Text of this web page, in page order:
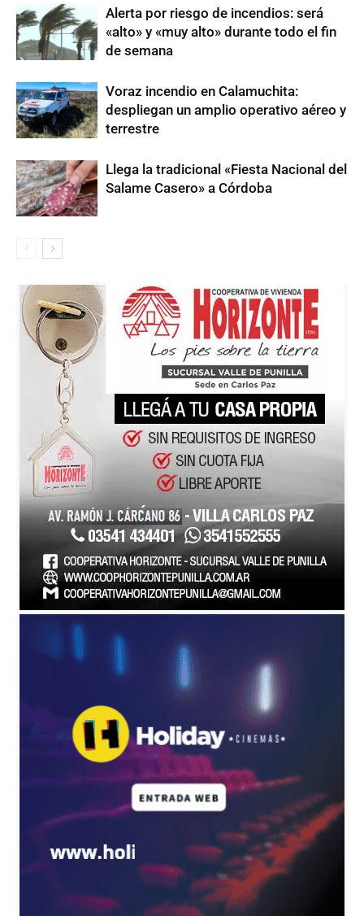
Alerta por riesgo de incendios: será
«alto» y «muy alto» durante todo el fin
de semana
Voraz incendio en Calamuchita:
despliegan un amplio operativo aéreo y
terrestre
Llega la tradicional «Fiesta Nacional del
Salame Casero» a Córdoba